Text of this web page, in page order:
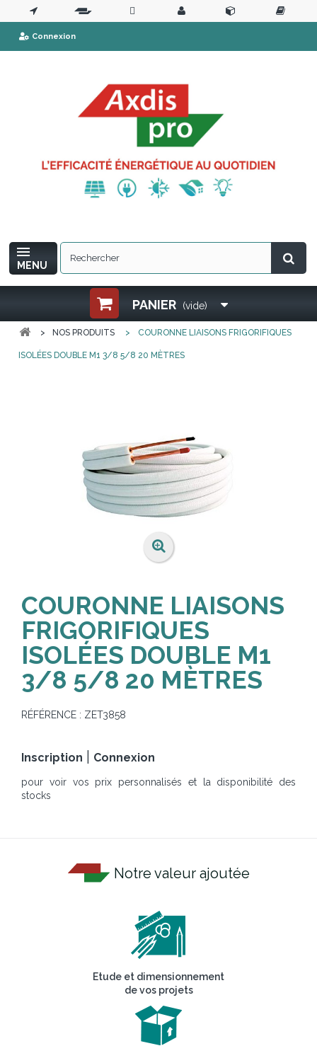
Connexion
PANIER (vide)
MENU
> NOS PRODUITS > COURONNE LIAISONS FRIGORIFIQUES
ISOLÉES DOUBLE M1 3/8 5/8 20 MÈTRES
COURONNE LIAISONS
FRIGORIFIQUES
ISOLÉES DOUBLE M1
3/8 5/8 20 MÈTRES
RÉFÉRENCE : ZET3858
Inscription Connexion
pour voir vos prix personnalisés et la disponibilité des
stocks
Notre valeur ajoutée
Etude et dimensionnement
de vos projets